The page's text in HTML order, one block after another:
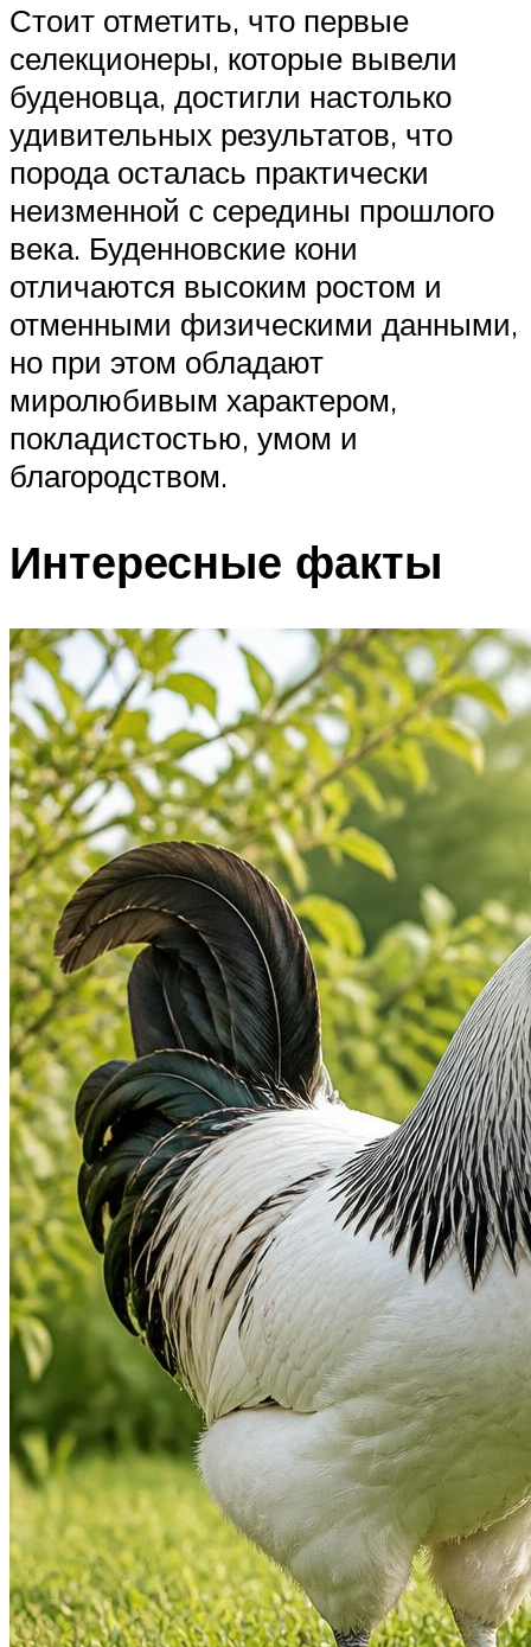
Стоит отметить, что первые
селекционеры, которые вывели
буденовца, достигли настолько
удивительных результатов, что
порода осталась практически
неизменной с середины прошлого
века. Буденновские кони
отличаются высоким ростом и
отменными физическими данными,
но при этом обладают
миролюбивым характером,
покладистостью, умом и
благородством.
Интересные факты